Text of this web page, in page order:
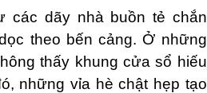
các dãy nhà buồn tẻ chắn
theo bến cảng. Ở những
thấy khung cửa sổ hiếu
những vỉa hè chật hẹp tạo